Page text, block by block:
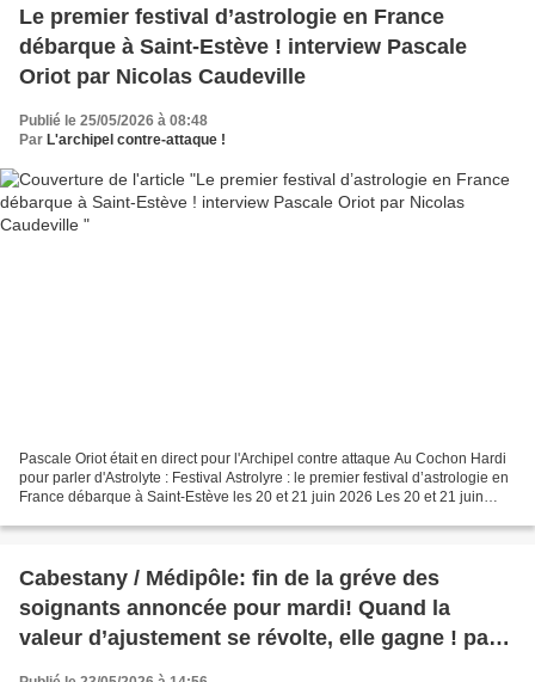
Le premier festival d’astrologie en France
débarque à Saint-Estève ! interview Pascale
Oriot par Nicolas Caudeville
Publié le 25/05/2026 à 08:48
Par L'archipel contre-attaque !
Pascale Oriot était en direct pour l'Archipel contre attaque Au Cochon Hardi
pour parler d'Astrolyte : Festival Astrolyre : le premier festival d’astrologie en
France débarque à Saint-Estève les 20 et 21 juin 2026 Les 20 et 21 juin
Cabestany / Médipôle: fin de la gréve des
soignants annoncée pour mardi! Quand la
valeur d’ajustement se révolte, elle gagne ! par
la rédaction